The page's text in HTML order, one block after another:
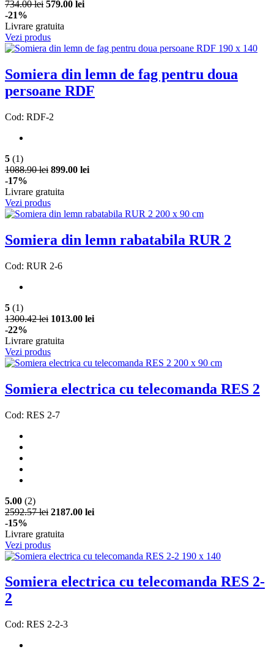
734.00 lei 579.00 lei
-21%
Livrare gratuita
Vezi produs
Somiera din lemn de fag pentru doua
persoane RDF
Cod: RDF-2
5 (1)
1088.90 lei 899.00 lei
-17%
Livrare gratuita
Vezi produs
Somiera din lemn rabatabila RUR 2
Cod: RUR 2-6
5 (1)
1300.42 lei 1013.00 lei
-22%
Livrare gratuita
Vezi produs
Somiera electrica cu telecomanda RES 2
Cod: RES 2-7
5.00 (2)
2592.57 lei 2187.00 lei
-15%
Livrare gratuita
Vezi produs
Somiera electrica cu telecomanda RES 2-
2
Cod: RES 2-2-3